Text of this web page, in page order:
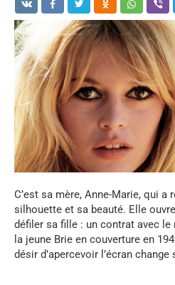
C’est sa mère, Anne-Marie, qui a
silhouette et sa beauté. Elle
défiler sa fille : un contrat avec le
la jeune Brie en couverture en
désir d’apercevoir l’écran change